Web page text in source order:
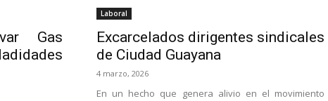
Gas
Laboral
Excarcelados dirigentes sindicales
de Ciudad Guayana
4 marzo, 2026
En un hecho que genera alivio en el movimiento